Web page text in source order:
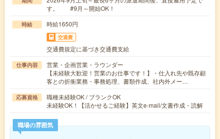
す。 #9月～開始OK！
時給 時給1650円
交通費
交通費規定に基づき交通費支給
仕事内容
営業・企画営業・ラウンダー
【未経験大歓迎！営業のお仕事です！】・仕入れ先や既存顧
客との折衝業務・事務処理、書類作成、社内外メー…
応募資格
職種未経験OK / ブランクOK
未経験OK！【活かせるご経験】英文e-mail/文書作成・読解
職場の雰囲気